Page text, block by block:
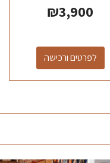
₪3,900
לפרטים ורכישה